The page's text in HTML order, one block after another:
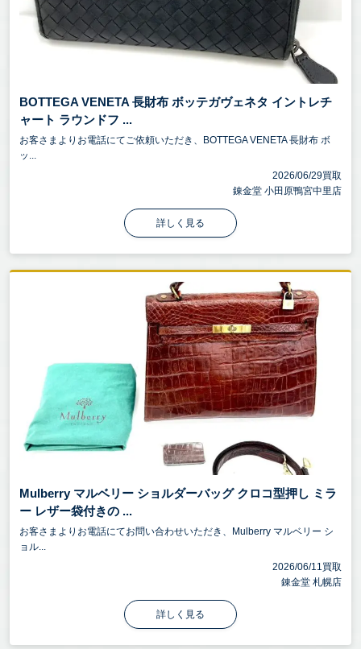
BOTTEGA VENETA 長財布 ボッテガヴェネタ イントレチ
ャート ラウンドフ ...
お客さまよりお電話にてご依頼いただき、BOTTEGA VENETA 長財布 ボ
ッ...
2026/06/29買取
錬金堂 小田原鴨宮中里店
詳しく見る
Mulberry マルベリー ショルダーバッグ クロコ型押し ミラ
ー レザー袋付きの ...
お客さまよりお電話にてお問い合わせいただき、Mulberry マルベリー シ
ョル...
2026/06/11買取
錬金堂 札幌店
詳しく見る